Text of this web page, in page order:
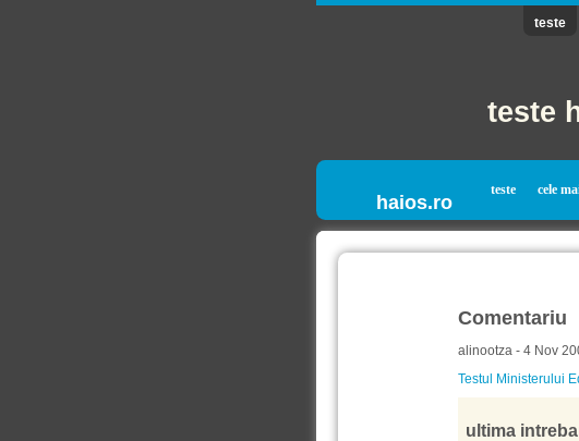
teste
teste
haios.ro
teste cele
Comentariu
alinootza - 4 Nov
Testul Ministerului
ultima